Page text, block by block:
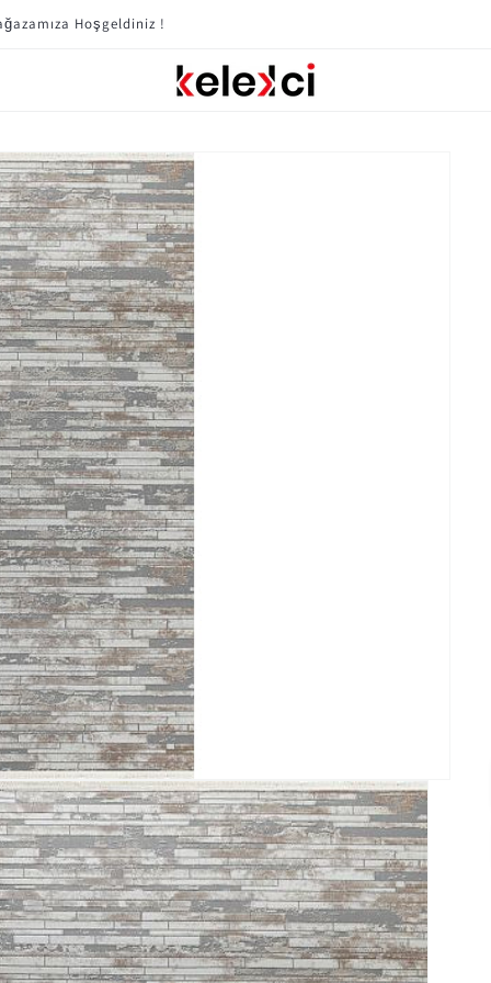
Mobilya Kampanyaları Için Tıklayın !